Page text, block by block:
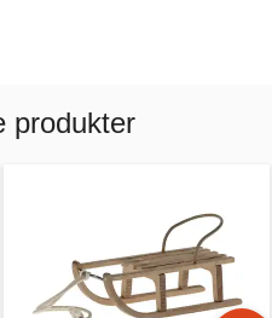
produkter